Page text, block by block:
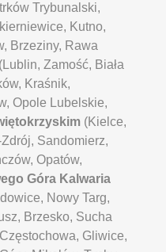
Trybunalski,
Kutno,
Brzeziny, Rawa
(Lublin, Zamość, Biała
Kraśnik,
Opole Lubelskie,
(Kielce,
Sandomierz,
Opatów,
Góra Kalwaria
Nowy Targ,
Brzesko, Sucha
Gliwice,